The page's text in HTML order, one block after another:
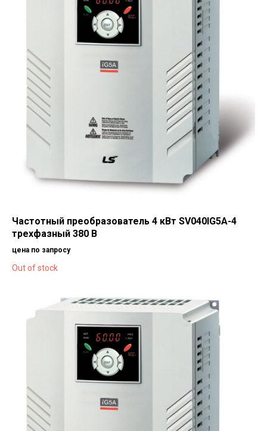
Частотный преобразователь 4 кВт SV040IG5A-4
трехфазный 380 В
цена по запросу
Out of stock